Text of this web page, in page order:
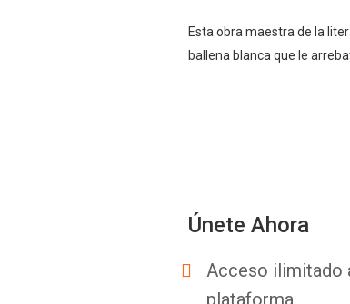
Esta obra maestra de la
ballena blanca que le
Únete Ahora
Acceso ilimitado
plataforma.